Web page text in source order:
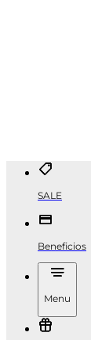
SALE
Beneficios
Menu